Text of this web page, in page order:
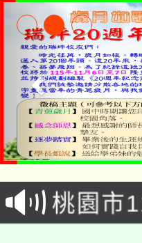
公告本
代理(課
「2026
車」活
桃園市
公告本